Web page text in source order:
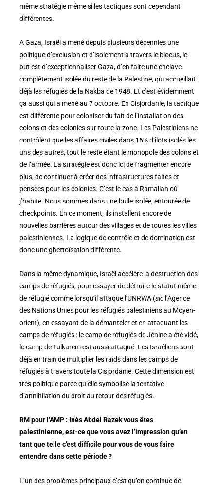
même stratégie même si les tactiques sont cependant
différentes.
A Gaza, Israël a mené depuis plusieurs décennies une
politique d’exclusion et d’isolement à travers le blocus, le
but est d’exceptionnaliser Gaza, d’en faire une enclave
complètement isolée du reste de la Palestine, qui accueillait
déjà les réfugiés de la Nakba de 1948. Et c’est évidemment
ça aussi qui a mené au 7 octobre. En Cisjordanie, la tactique
est différente pour coloniser du fait de l’installation des
colons et des colonies sur toute la zone. Les Palestiniens ne
contrôlent que les affaires civiles dans 16% d‘îlots isolés les
uns des autres, tout le reste étant le monopole des colons et
de l’armée. La stratégie est donc ici de fragmenter encore
plus, de continuer à créer des infrastructures faites et
pensées pour les colonies. C’est le cas à Ramallah où
j’habite. Nous sommes dans une bulle isolée, entourée de
checkpoints. En ce moment, ils installent encore de
nouvelles barrières autour des villages et de toutes les villes
palestiniennes. La logique de contrôle et de domination est
donc une ghettoïsation différente.
Dans la même dynamique, Israël accélère la destruction des
camps de réfugiés, pour essayer de détruire le statut même
de réfugié comme lorsqu’il attaque l’UNRWA (sic l’Agence
des Nations Unies pour les réfugiés palestiniens au Moyen-
orient), en essayant de la démanteler et en attaquant les
camps de réfugiés : le camp de réfugiés de Jénine a été vidé,
le camp de Tulkarem est aussi attaqué. Les Israéliens sont
déjà en train de multiplier les raids dans les camps de
réfugiés à travers toute la Cisjordanie. Cette dimension est
très politique parce qu’elle symbolise la tentative
d’annihilation du droit au retour des réfugiés.
RM pour l’AMP : Inès Abdel Razek vous êtes
palestinienne, est-ce que vous avez l’impression qu’en
tant que telle c’est difficile pour vous de vous faire
entendre dans cette période ?
L’un des problèmes principaux c’est qu’on continue de